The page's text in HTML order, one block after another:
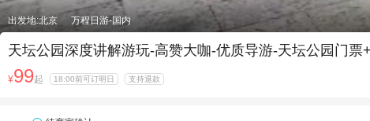
出发地:北京 万程日游-国内
天坛公园深度讲解游玩-高赞大咖-优质导游-天坛公园门票
¥99起 18:00前可订明日 支持退款